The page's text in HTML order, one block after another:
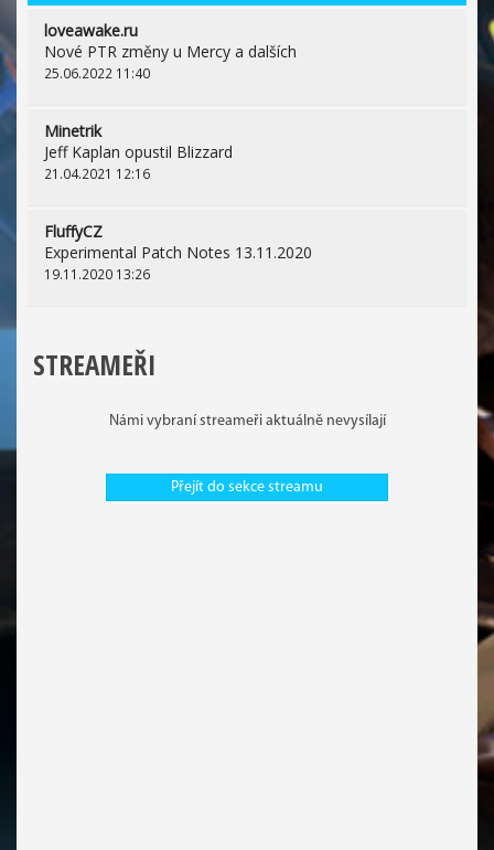
loveawake.ru
Nové PTR změny u Mercy a dalších
25.06.2022 11:40
Minetrik
Jeff Kaplan opustil Blizzard
21.04.2021 12:16
FluffyCZ
Experimental Patch Notes 13.11.2020
19.11.2020 13:26
STREAMEŘI
Námi vybraní streameři aktuálně nevysílají
Přejít do sekce streamu